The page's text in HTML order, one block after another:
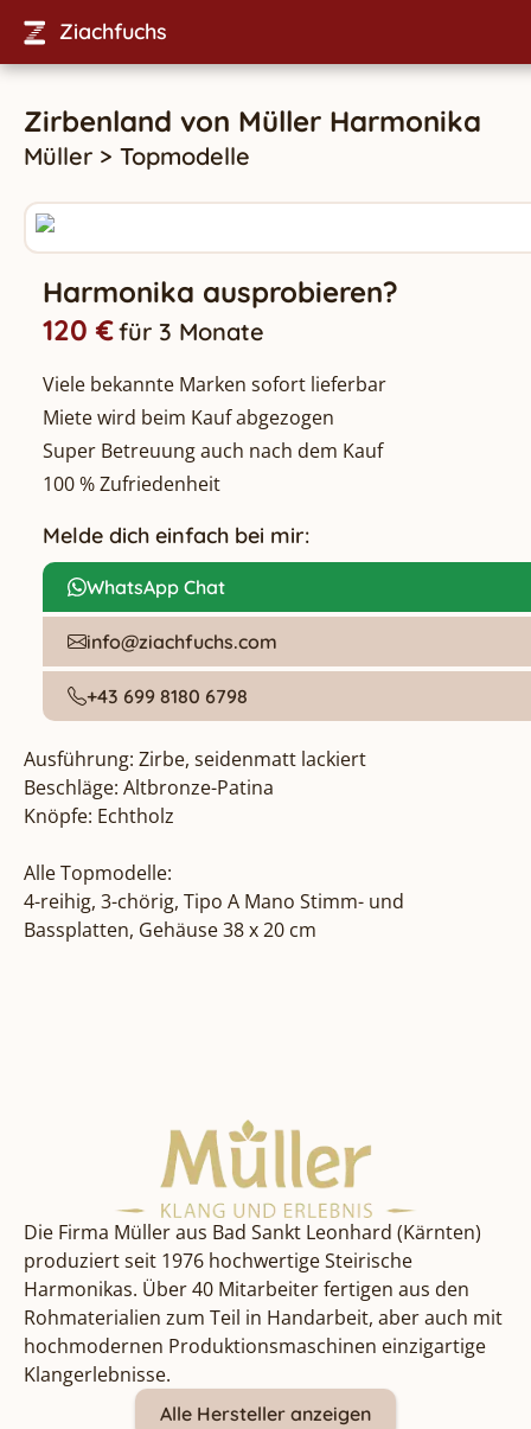
Ziachfuchs
Zirbenland von Müller Harmonika
Müller > Topmodelle
Harmonika ausprobieren?
120 €für 3 Monate
Viele bekannte Marken sofort lieferbar
Miete wird beim Kauf abgezogen
Super Betreuung auch nach dem Kauf
100 % Zufriedenheit
Melde dich einfach bei mir:
WhatsApp Chat
info@ziachfuchs.com
+43 699 8180 6798
Ausführung: Zirbe, seidenmatt lackiert
Beschläge: Altbronze-Patina
Knöpfe: Echtholz
Alle Topmodelle:
4-reihig, 3-chörig, Tipo A Mano Stimm- und
Bassplatten, Gehäuse 38 x 20 cm
Die Firma Müller aus Bad Sankt Leonhard (Kärnten)
produziert seit 1976 hochwertige Steirische
Harmonikas. Über 40 Mitarbeiter fertigen aus den
Rohmaterialien zum Teil in Handarbeit, aber auch mit
hochmodernen Produktionsmaschinen einzigartige
Klangerlebnisse.
Alle Hersteller anzeigen